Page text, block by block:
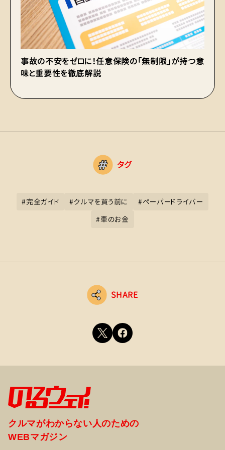
事故の不安をゼロに！任意保険の「無制限」が持つ意
味と重要性を徹底解説
タグ
#完全ガイド #クルマを買う前に #ペーパードライバー
#車のお金
SHARE
クルマがわからない人のための
WEBマガジン